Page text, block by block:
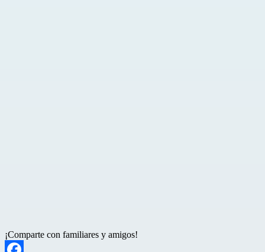
¡Comparte con familiares y amigos!